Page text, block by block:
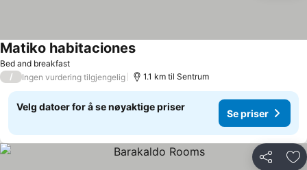
Bed and breakfast
Matiko habitacionesSe priser
/ Ingen vurdering tilgjengelig 1.1 km til Sentrum
Velg datoer for å se nøyaktige priser
Se priser
Del